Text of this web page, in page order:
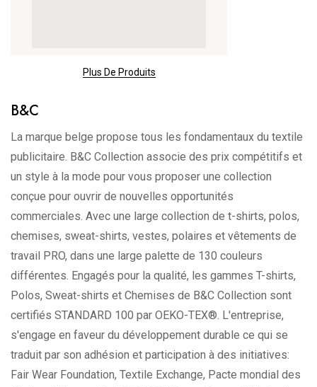
Plus De Produits
B&C
La marque belge propose tous les fondamentaux du textile
publicitaire. B&C Collection associe des prix compétitifs et
un style à la mode pour vous proposer une collection
conçue pour ouvrir de nouvelles opportunités
commerciales. Avec une large collection de t-shirts, polos,
chemises, sweat-shirts, vestes, polaires et vêtements de
travail PRO, dans une large palette de 130 couleurs
différentes. Engagés pour la qualité, les gammes T-shirts,
Polos, Sweat-shirts et Chemises de B&C Collection sont
certifiés STANDARD 100 par OEKO-TEX®. L'entreprise,
s'engage en faveur du développement durable ce qui se
traduit par son adhésion et participation à des initiatives:
Fair Wear Foundation, Textile Exchange, Pacte mondial des
style “oversized” très décontracté, pour un look urbain et
Détails de qualité
Présence de coutures latérales et col rond renforcé par
un bord-côte proéminent — gage d’un design soigné et
d’une meilleure tenue.
Genre neutre & rebranding facile
Modèle unisexe avec étiquette “No Label” pour faciliter
la personnalisation ou le rebranding.
Style authentique
S’inscrit parfaitement dans l’esthétique streetwear, idéal
pour des visuels, imprimés, logos ou pour un port
quotidien stylé.
Provenance et certifications
Conçu au Bangladesh, il s’inscrit dans la démarche du
Better Cotton Initiative. Il est certifié STANDARD 100 by